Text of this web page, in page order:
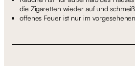
die Zigaretten wieder auf und
offenes Feuer ist nur im